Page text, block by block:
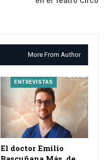
More From Author
ENTREVISTAS
El doctor Emilio